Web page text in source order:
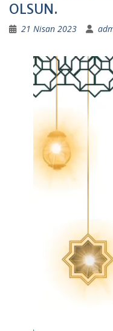
OLSUN.
21 Nisan 2023